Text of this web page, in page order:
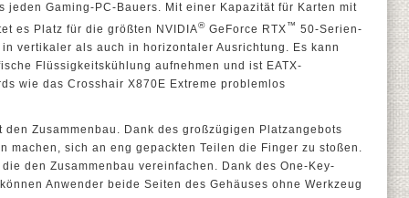
jeden Gaming-PC-Bauers. Mit einer Kapazität für Karten mit
es Platz für die größten NVIDIA® GeForce RTX™ 50-Serien-
vertikaler als auch in horizontaler Ausrichtung. Es kann
Flüssigkeitskühlung aufnehmen und ist EATX-
wie das Crosshair X870E Extreme problemlos
Zusammenbau. Dank des großzügigen Platzangebots
machen, sich an eng gepackten Teilen die Finger zu stoßen.
den Zusammenbau vereinfachen. Dank des One-Key-
Anwender beide Seiten des Gehäuses ohne Werkzeug